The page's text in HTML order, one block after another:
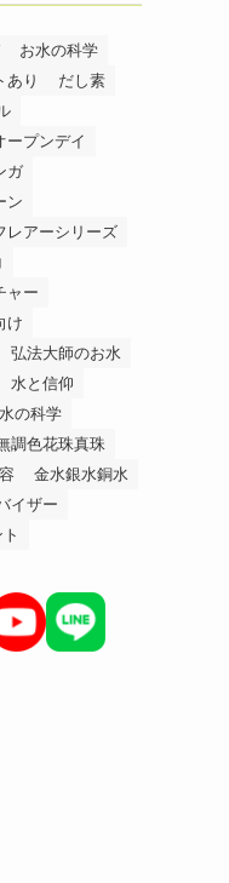
お水の科学
あり
だし素
ープンデイ
ガ
ン
レアーシリーズ
ャー
け
弘法大師のお水
水と信仰
水の科学
調色花珠真珠
金水銀水銅水
イザー